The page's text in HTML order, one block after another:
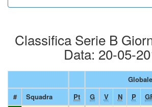
Classifica Serie B
Data: 20-05-
Globale
#
Squadra Pt G V N P